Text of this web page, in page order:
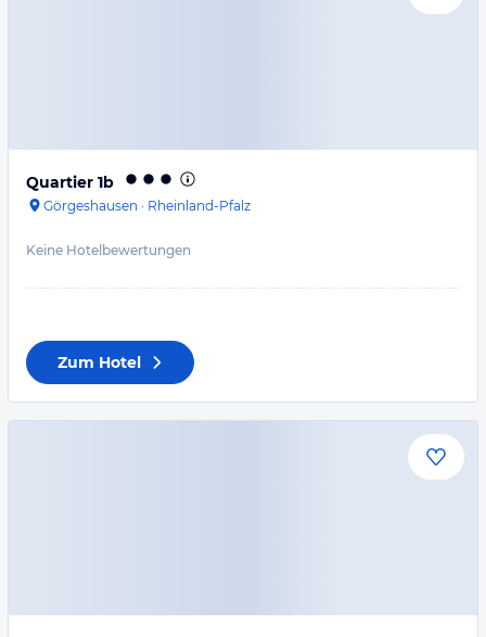
Quartier 1b
Görgeshausen · Rheinland-Pfalz
Keine Hotelbewertungen
Zum Hotel